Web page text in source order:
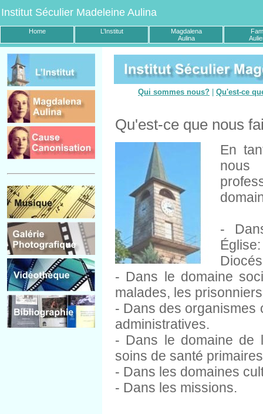
Institut Séculier Madeleine Aulina
Home L’Institut
Magdalena
Aulina
Qui sommes nous? Qu'est-ce
Qu'est-ce que nous
En
nous
-
- Dans le domaine
malades, les
- Dans des organismes
administratives.
- Dans le domaine de
soins de santé
- Dans les domaines
- Dans les missions.